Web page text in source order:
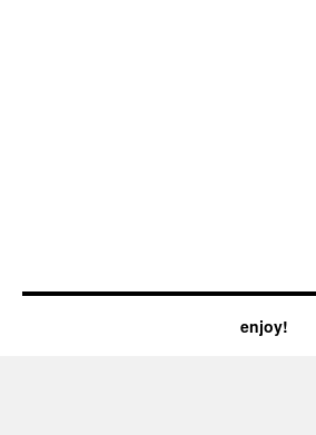
enjoy!